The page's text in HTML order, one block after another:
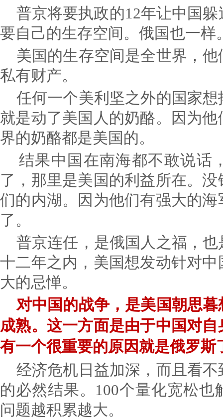
普京将要执政的12年让中国躲
要自己的生存空间。俄国也一样
美国的生存空间是全世界，他
私有财产。
任何一个美利坚之外的国家想
就是动了美国人的奶酪。因为
界的奶酪都是美国的。
结果中国在南海都不敢说话
了，那里是美国的利益所在。
们的内湖。因为他们有强大的
了。
普京连任，是俄国人之福，也
十二年之内，美国想发动针对
大的忌惮。
对中国的战争，是美国朝思暮
成熟。这一方面是由于中国对
有一个很重要的原因就是俄罗斯
经济危机日益加深，而且看不
的必然结果。100个量化宽松也
问题越积累越大。